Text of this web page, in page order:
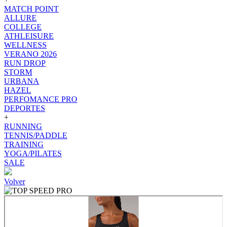
MATCH POINT
ALLURE
COLLEGE
ATHLEISURE
WELLNESS
VERANO 2026
RUN DROP
STORM
URBANA
HAZEL
PERFOMANCE PRO
DEPORTES
+
RUNNING
TENNIS/PADDLE
TRAINING
YOGA/PILATES
SALE
Volver